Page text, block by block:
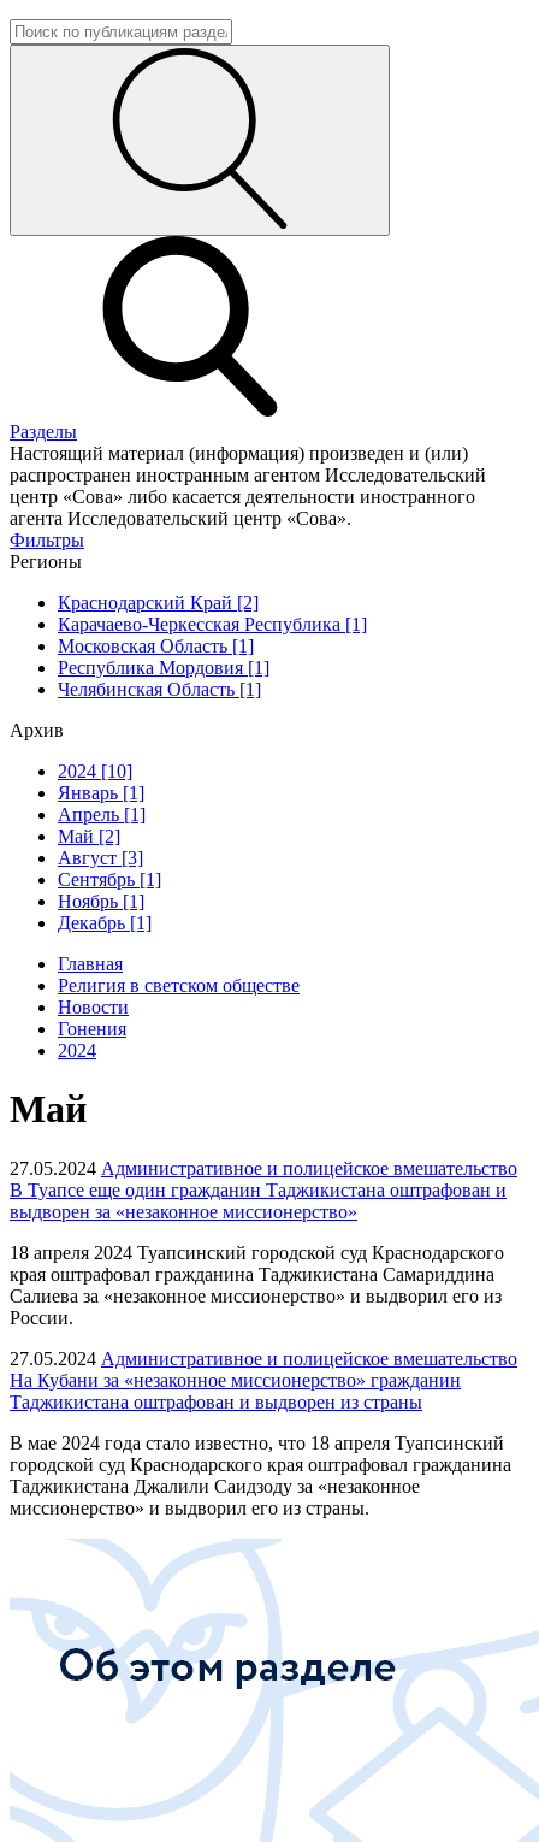
Разделы
Настоящий материал (информация) произведен и (или)
распространен иностранным агентом Исследовательский
центр «Сова» либо касается деятельности иностранного
агента Исследовательский центр «Сова».
Фильтры
Регионы
Краснодарский Край [2]
Карачаево-Черкесская Республика [1]
Московская Область [1]
Республика Мордовия [1]
Челябинская Область [1]
Архив
2024 [10]
Январь [1]
Апрель [1]
Май [2]
Август [3]
Сентябрь [1]
Ноябрь [1]
Декабрь [1]
Главная
Религия в светском обществе
Новости
Гонения
2024
Май
27.05.2024 Административное и полицейское вмешательство
В Туапсе еще один гражданин Таджикистана оштрафован и
выдворен за «незаконное миссионерство»
18 апреля 2024 Туапсинский городской суд Краснодарского
края оштрафовал гражданина Таджикистана Самариддина
Салиева за «незаконное миссионерство» и выдворил его из
России.
27.05.2024 Административное и полицейское вмешательство
На Кубани за «незаконное миссионерство» гражданин
Таджикистана оштрафован и выдворен из страны
В мае 2024 года стало известно, что 18 апреля Туапсинский
городской суд Краснодарского края оштрафовал гражданина
Таджикистана Джалили Саидзоду за «незаконное
миссионерство» и выдворил его из страны.